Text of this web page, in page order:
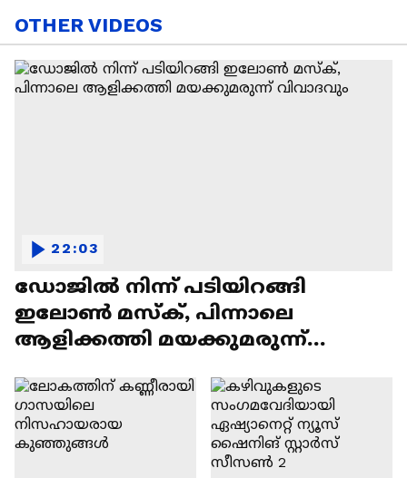
OTHER VIDEOS
ഡോജിൽ നിന്ന് പടിയിറങ്ങി
ഇലോൺ മസ്ക്, പിന്നാലെ
ആളിക്കത്തി മയക്കുമരുന്ന്
22:03